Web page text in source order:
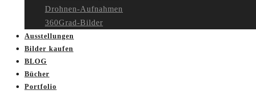
Drohnen-Aufnahmen
360Grad-Bilder
Ausstellungen
Bilder kaufen
BLOG
Bücher
Portfolio